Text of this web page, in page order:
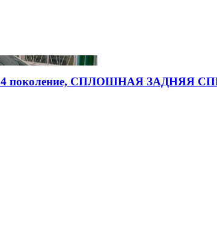
4 поколение, СПЛОШНАЯ ЗАДНЯЯ